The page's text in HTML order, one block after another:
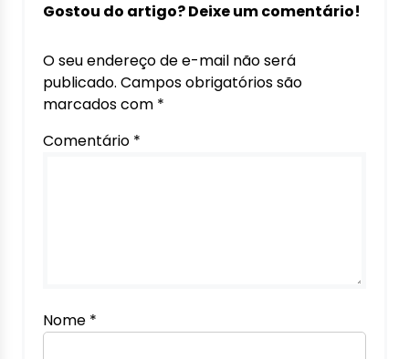
Gostou do artigo? Deixe um comentário!
O seu endereço de e-mail não será
publicado. Campos obrigatórios são
marcados com *
Comentário *
Nome *